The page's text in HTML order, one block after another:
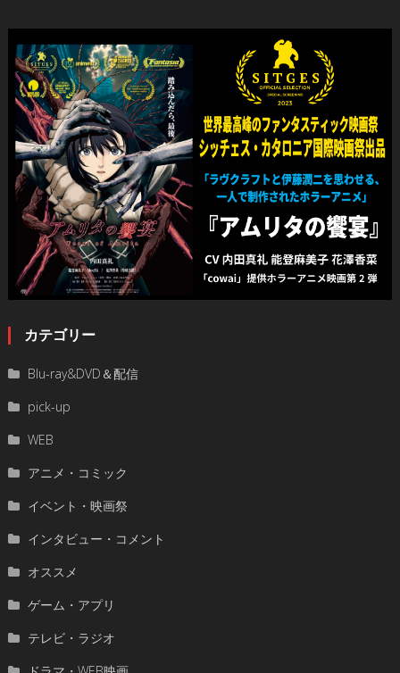
カテゴリー
Blu-ray&DVD＆配信
pick-up
WEB
アニメ・コミック
イベント・映画祭
インタビュー・コメント
オススメ
ゲーム・アプリ
テレビ・ラジオ